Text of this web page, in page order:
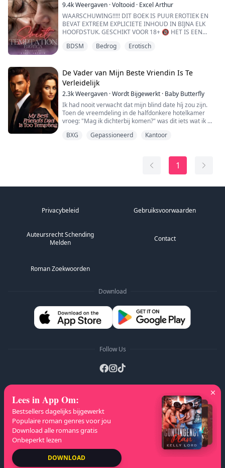
In de ...
9.4kWeergaven ·Voltooid · Excel Arthur
WAARSCHUWING!!!!! DIT BOEK IS PUUR EROTIEK EN
BEVAT EXTREEM EXPLICIETE INHOUD IN BIJNA ELK
HOOFDSTUK. GESCHIKT VOOR 18+ 🔞 HET IS EEN
ROMANTIEKVERHALEN IN ÉÉN.
De achttienjarige Marilyn Muriel is geschokt op een
prachtige zomerdag wanneer haar moeder een
opvallend knappe jonge man meebrengt en hem
voorstelt als haar nieuwe echtgenoot. Er ontstaat ...
BDSM Bedrog Erotisch
De Vader van Mijn Beste Vriendin Is Te
Verleidelijk
2.3kWeergaven ·Wordt Bijgewerkt · Baby Butterfly
Ik had nooit verwacht dat mijn blind date híj zou zijn.
Toen de vreemdeling in de halfdonkere hotelkamer
vroeg: "Mag ik dichterbij komen?" was dit iets wat ik me
vriend.
rug liepen. Ik kreunde zachtjes en tegelijkertijd
BXG Gepassioneerd Kantoor
1
Privacybeleid Gebruiksvoorwaarden
Auteursrecht Schending
Melden
Contact
Roman Zoekwoorden
Download
Follow Us
A-Z Lijsten: A B H I
J
K
L M N O P U V
X
Auteursrecht © 2026 NovelaGO
Lees in App Om:
Bestsellers dagelijks bijgewerkt
Populaire roman genres voor jou
Download alle romans gratis
Onbeperkt lezen
DOWNLOAD